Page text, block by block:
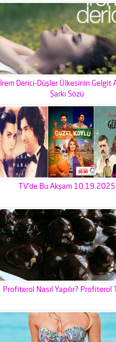
İrem Derici-Düşler Ülkesinin Gelgit
Şarkı Sözü
TV’de Bu Akşam 10.19.2025
Profiterol Nasıl Yapılır? Profiterol